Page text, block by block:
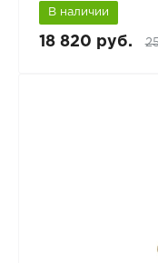
В наличии
18 820 руб.